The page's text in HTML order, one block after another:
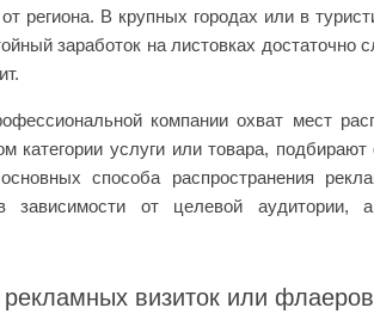
региона. В крупных городах или в
заработок на листовках достаточно
компании охват мест
категории услуги или товара,
способа распространения
от целевой аудитории,
рекламных визиток или